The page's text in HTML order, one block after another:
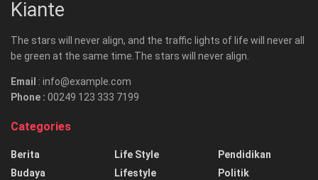
Kiante
The stars will never align, and the traffic lights of life will never all
be green at the same time.The stars will never align.
Email : info@example.com
Phone : 00249 123 333 7199
Categories
Berita
Budaya
Life Style
Lifestyle
Pendidikan
Politik